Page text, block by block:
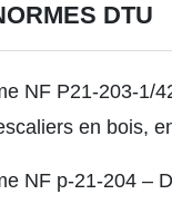
DTU
NF P21-203-1/
en bois,
NF p-21-204 –